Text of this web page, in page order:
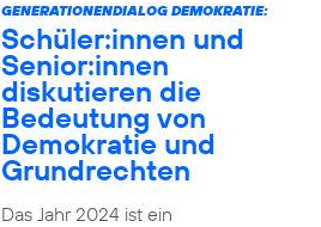
GENERATIONENDIALOG DEMOKRATIE:
Schüler:innen und
Senior:innen
diskutieren die
Bedeutung von
Demokratie und
Grundrechten
Das Jahr 2024 ist ein